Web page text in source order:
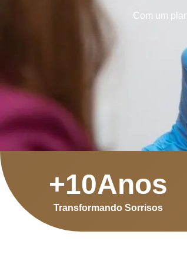
Com um
Transformando Sorrisos
+10Anos